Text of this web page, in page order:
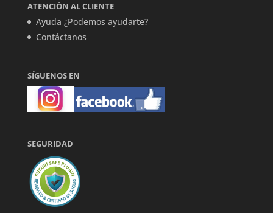
ATENCIÓN AL CLIENTE
Ayuda ¿Podemos ayudarte?
Contáctanos
SÍGUENOS EN
SEGURIDAD